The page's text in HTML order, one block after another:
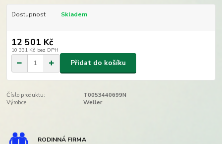
Dostupnost Skladem
12 501 Kč
10 331 Kč bez DPH
Přidat do košíku
Číslo produktu:
T0053440699N
Výrobce:
Weller
RODINNÁ FIRMA